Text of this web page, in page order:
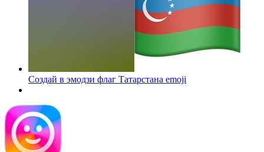
Создай в эмодзи флаг Татарстана emoji